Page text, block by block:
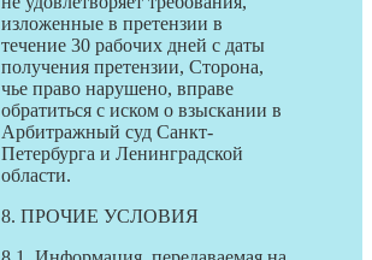
изложенные в претензии в
течение 30 рабочих дней с даты
получения претензии, Сторона,
чье право нарушено, вправе
обратиться с иском о взыскании в
Арбитражный суд Санкт-
Петербурга и Ленинградской
области.
8. ПРОЧИЕ УСЛОВИЯ